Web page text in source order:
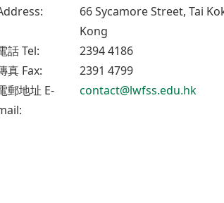
66 Sycamore Street, Tai
Kong
話 Tel:
2394 4186
真 Fax:
2391 4799
郵地址 E-
contact@lwfss.edu.hk